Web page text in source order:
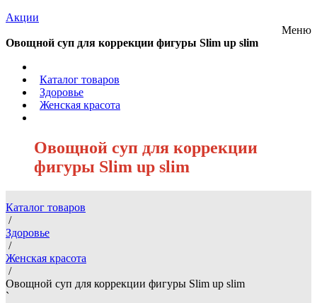
Акции
Меню
Овощной суп для коррекции фигуры Slim up slim
Каталог товаров
Здоровье
Женская красота
Овощной суп для коррекции
фигуры Slim up slim
Каталог товаров
/
Здоровье
/
Женская красота
/
Овощной суп для коррекции фигуры Slim up slim
`